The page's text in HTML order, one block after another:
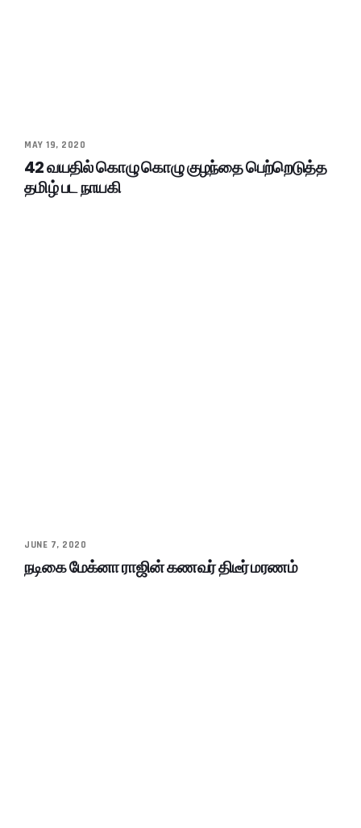
MAY 19, 2020
42 வயதில் கொழு கொழு குழந்தை பெற்றெடுத்த
தமிழ் பட நாயகி
JUNE 7, 2020
நடிகை மேக்னா ராஜின் கணவர் திடீர் மரணம்